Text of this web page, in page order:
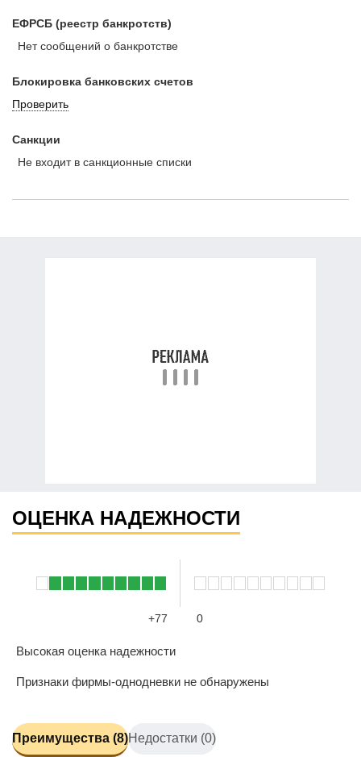
ЕФРСБ (реестр банкротств)
Нет сообщений о банкротстве
Блокировка банковских счетов
Проверить
Санкции
Не входит в санкционные списки
ОЦЕНКА НАДЕЖНОСТИ
+77 0
Высокая оценка надежности
Признаки фирмы-однодневки не обнаружены
Преимущества (8)Недостатки (0)